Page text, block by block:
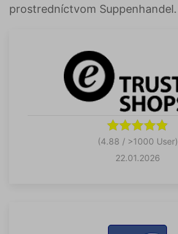
prostredníctvom Suppenhandel.
(4.88 / >1000 User)
22.01.2026